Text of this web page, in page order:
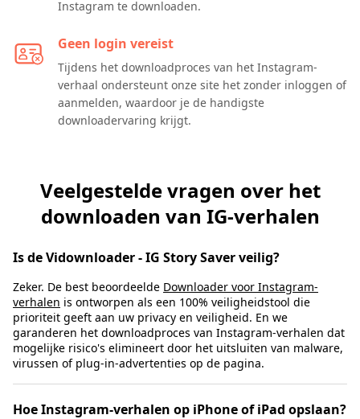
Instagram te downloaden.
Geen login vereist
Tijdens het downloadproces van het Instagram-
verhaal ondersteunt onze site het zonder inloggen of
aanmelden, waardoor je de handigste
downloadervaring krijgt.
Veelgestelde vragen over het
downloaden van IG-verhalen
Is de Vidownloader - IG Story Saver veilig?
Zeker. De best beoordeelde Downloader voor Instagram-
verhalen is ontworpen als een 100% veiligheidstool die
prioriteit geeft aan uw privacy en veiligheid. En we
garanderen het downloadproces van Instagram-verhalen dat
mogelijke risico's elimineert door het uitsluiten van malware,
virussen of plug-in-advertenties op de pagina.
Hoe Instagram-verhalen op iPhone of iPad opslaan?